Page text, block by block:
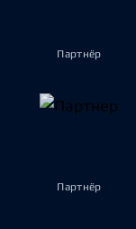
Партнёр
Партнёр